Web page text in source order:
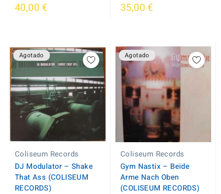
40,00 € 35,00 €
Agotado
Coliseum Records
DJ Modulator ‎– Shake
That Ass (COLISEUM
RECORDS)
Agotado
Coliseum Records
Gym Nastix ‎– Beide
Arme Nach Oben
(COLISEUM RECORDS)